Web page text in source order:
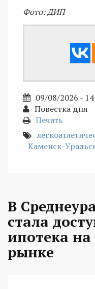
Фото: ДИП
09/08/2026 -
Повестка дня
Печать
Каменск-
В
стала
ипотека
рынке